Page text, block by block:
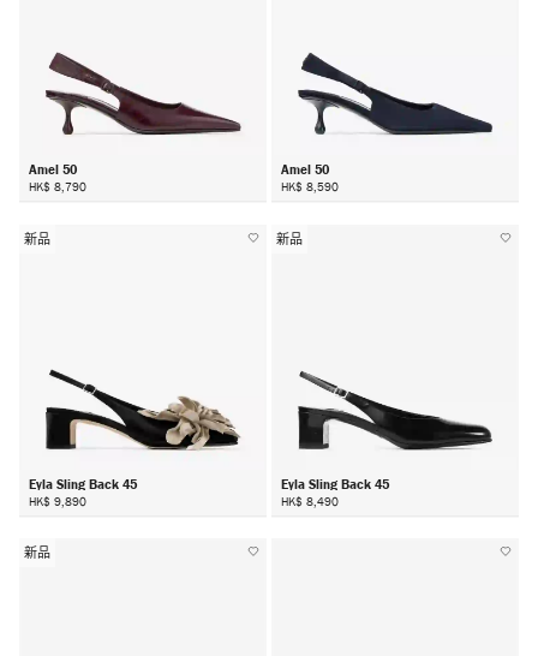
Amel 50
HK$ 8,790
Amel 50
HK$ 8,590
新品
Eyla Sling Back 45
HK$ 9,890
新品
Eyla Sling Back 45
HK$ 8,490
新品